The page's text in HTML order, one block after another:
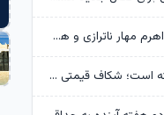
سپرده قانونی اهرم مهار ناترازی و هدایت اعتبار بانکی
سایپا ورشکسته است؛ شکاف قیمتی ۱۶۰۰ همتی در بازار خودرو